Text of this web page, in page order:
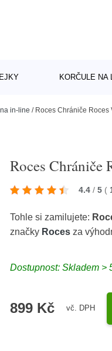
KORČULE NA
in-line / Roces Chrániče Roces
Roces Chrániče
4.4 / 5 (
Tohle si zamilujete:
značky Roces za
Dostupnost: Skladem >
899 Kč vč. DPH